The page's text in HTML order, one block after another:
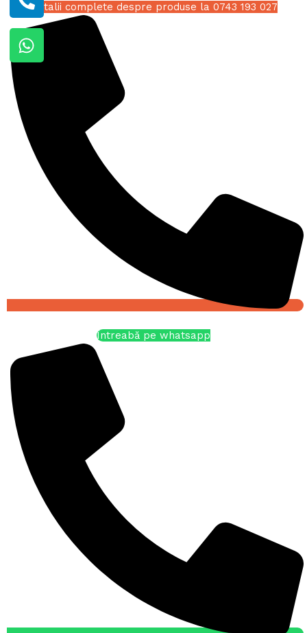
Detalii complete despre produse la 0743 193 027
Întreabă pe whatsapp